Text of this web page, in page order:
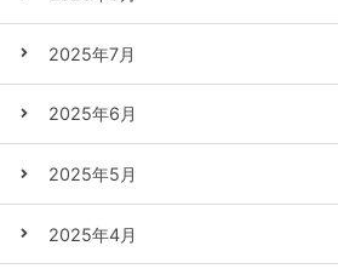
2025年7月
2025年6月
2025年5月
2025年4月